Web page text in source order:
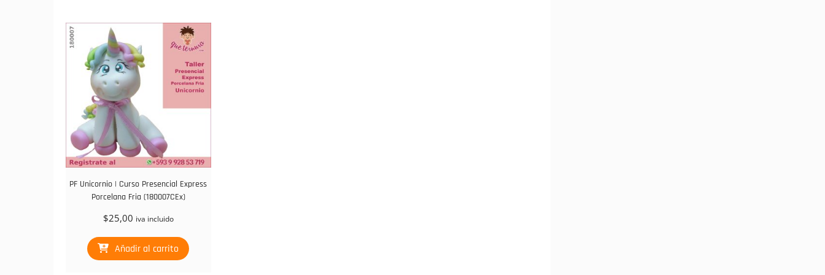
PF Unicornio | Curso Presencial Express
Porcelana Fria (180007CEx)
$25,00 iva incluido
Añadir al carrito